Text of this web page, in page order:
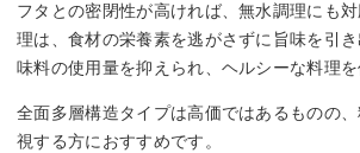
フタとの密閉性が高ければ、無水調理にも
理は、食材の栄養素を逃がさずに旨味を引
味料の使用量を抑えられ、ヘルシーな料理を
全面多層構造タイプは高価ではあるものの
視する方におすすめです。